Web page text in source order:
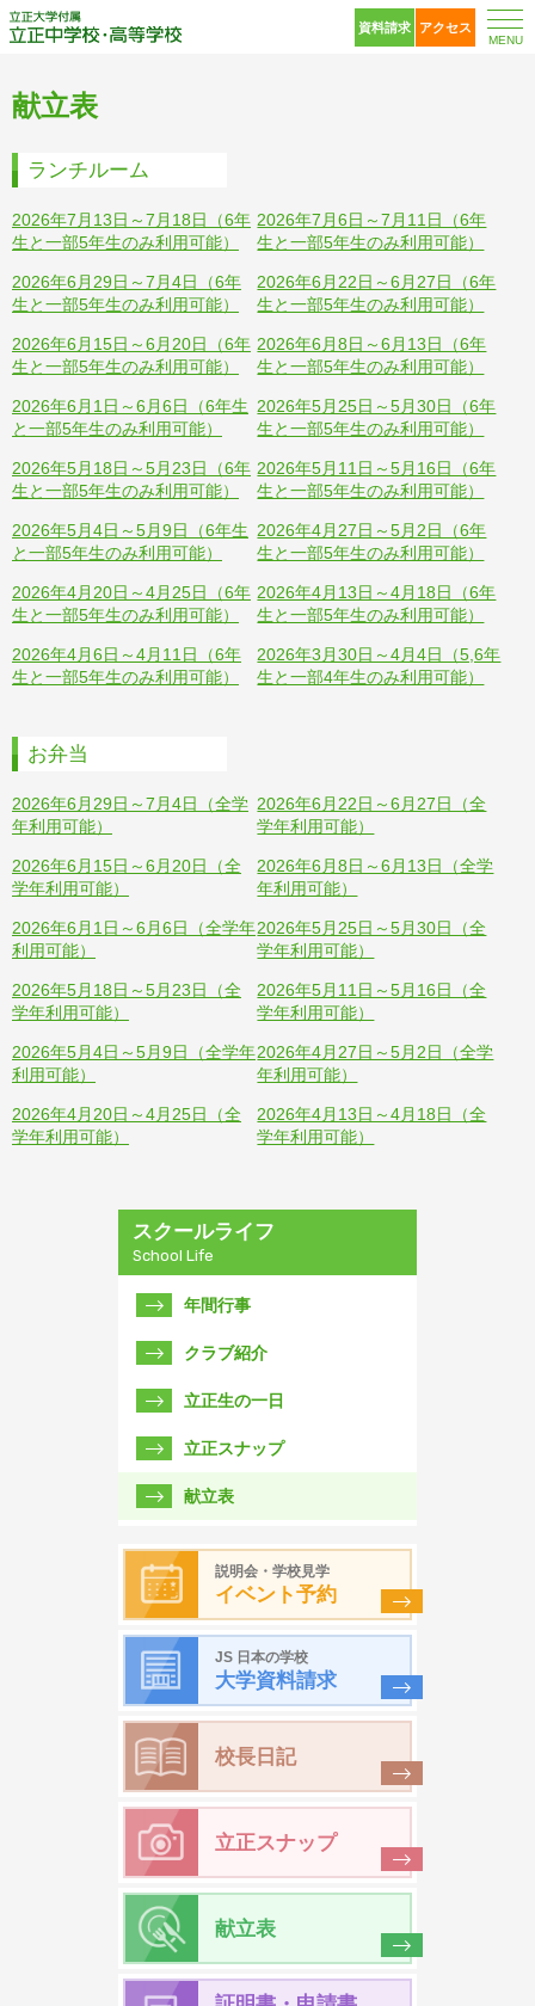
立正大学付属 立正中
資料請求 アクセス
MENU
献立表
ランチルーム
2026年7月13日～7月18日（6年
生と一部5年生のみ利用可能）
2026年7月6日～7月11日（6年
生と一部5年生のみ利用可能）
2026年6月29日～7月4日（6年
生と一部5年生のみ利用可能）
2026年6月22日～6月27日（6年
生と一部5年生のみ利用可能）
2026年6月15日～6月20日（6年
生と一部5年生のみ利用可能）
2026年6月8日～6月13日（6年
生と一部5年生のみ利用可能）
2026年6月1日～6月6日（6年生
と一部5年生のみ利用可能）
2026年5月25日～5月30日（6年
生と一部5年生のみ利用可能）
2026年5月18日～5月23日（6年
生と一部5年生のみ利用可能）
2026年5月11日～5月16日（6年
生と一部5年生のみ利用可能）
2026年5月4日～5月9日（6年生
と一部5年生のみ利用可能）
2026年4月27日～5月2日（6年
生と一部5年生のみ利用可能）
2026年4月20日～4月25日（6年
生と一部5年生のみ利用可能）
2026年4月13日～4月18日（6年
生と一部5年生のみ利用可能）
2026年4月6日～4月11日（6年
生と一部5年生のみ利用可能）
2026年3月30日～4月4日（5,6年
生と一部4年生のみ利用可能）
お弁当
2026年6月29日～7月4日（全学
年利用可能）
2026年6月22日～6月27日（全
学年利用可能）
2026年6月15日～6月20日（全
学年利用可能）
2026年6月8日～6月13日（全学
年利用可能）
2026年6月1日～6月6日（全学年
利用可能）
2026年5月25日～5月30日（全
学年利用可能）
2026年5月18日～5月23日（全
学年利用可能）
2026年5月11日～5月16日（全
学年利用可能）
2026年5月4日～5月9日（全学年
利用可能）
2026年4月27日～5月2日（全学
年利用可能）
2026年4月20日～4月25日（全
学年利用可能）
2026年4月13日～4月18日（全
学年利用可能）
スクールライフ
School Life
年間行事
クラブ紹介
立正生の一日
立正スナップ
献立表
説明会・学校見学
イベント予約
JS 日本の学校
大学資料請求
校長日記
立正スナップ
献立表